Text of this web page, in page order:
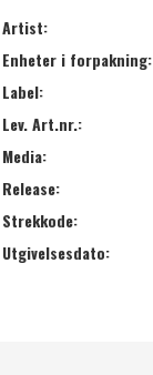
Artist:
Enheter i forpakning:
Label:
Lev. Art.nr.:
Media:
Release:
Strekkode:
Utgivelsesdato: